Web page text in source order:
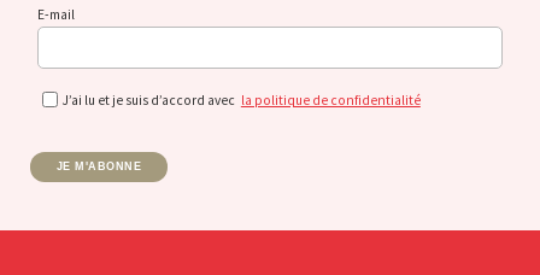
E-mail
J’ai lu et je suis d’accord avec la politique de confidentialité
JE M'ABONNE